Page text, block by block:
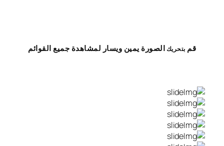
قم بتحريك الصورة يمين ويسار لمشاهدة جميع القوائم